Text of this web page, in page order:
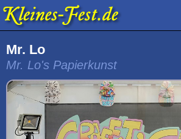
Mr. Lo
Mr. Lo's Papierkunst